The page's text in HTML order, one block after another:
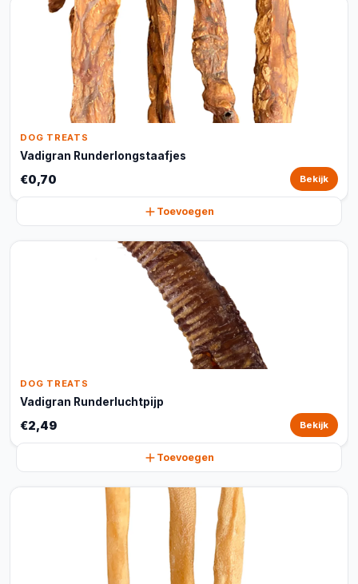
DOG TREATS
Vadigran Runderlongstaafjes
€0,70 Bekijk
Toevoegen
DOG TREATS
Vadigran Runderluchtpijp
€2,49 Bekijk
Toevoegen